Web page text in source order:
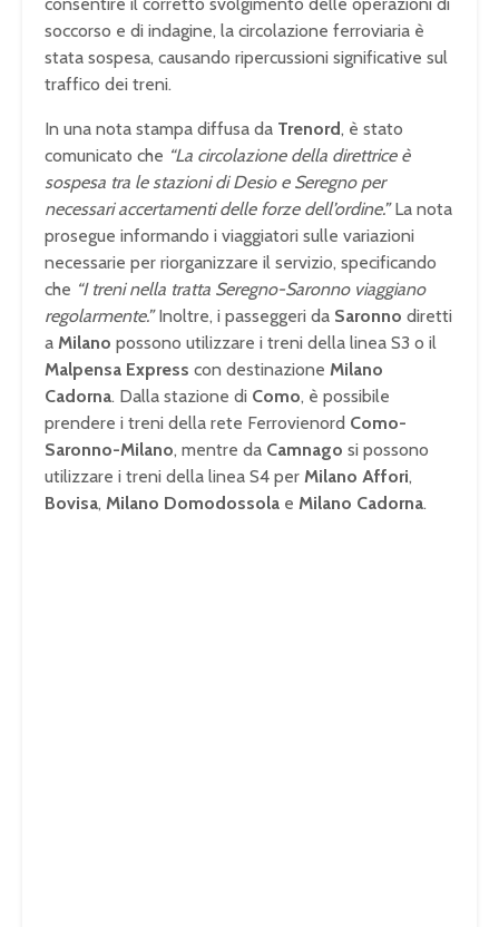
consentire il corretto svolgimento delle operazioni di
soccorso e di indagine, la circolazione ferroviaria è
stata sospesa, causando ripercussioni significative sul
traffico dei treni.
In una nota stampa diffusa da Trenord, è stato
comunicato che “La circolazione della direttrice è
sospesa tra le stazioni di Desio e Seregno per
necessari accertamenti delle forze dell’ordine.”La nota
prosegue informando i viaggiatori sulle variazioni
necessarie per riorganizzare il servizio, specificando
che “I treni nella tratta Seregno-Saronno viaggiano
regolarmente.”Inoltre, i passeggeri da Saronno diretti
a Milano possono utilizzare i treni della linea S3 o il
Malpensa Express con destinazione Milano
Cadorna. Dalla stazione di Como, è possibile
prendere i treni della rete Ferrovienord Como-
Saronno-Milano, mentre da Camnago si possono
utilizzare i treni della linea S4 per Milano Affori,
Bovisa, Milano Domodossola e Milano Cadorna.